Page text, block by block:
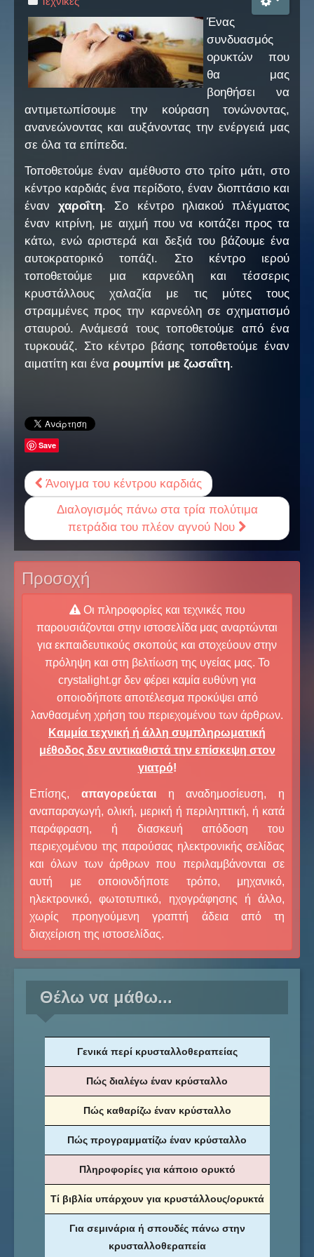
Ο Σύλλογος
Επικοινωνία
Νέα
FAQ
Ένας
συνδυασμός
ορυκτών που
θα μας
βοηθήσει να
αντιμετωπίσουμε την κούραση τονώνοντας,
ανανεώνοντας και αυξάνοντας την ενέργειά μας
σε όλα τα επίπεδα.
Τοποθετούμε έναν αμέθυστο στο τρίτο μάτι, στο
κέντρο καρδιάς ένα περίδοτο, έναν διοπτάσιο και
ένανχαροΐτη. Σο κέντρο ηλιακού πλέγματος
έναν κιτρίνη, με αιχμή που να κοιτάζει προς τα
κάτω, ενώ αριστερά και δεξιά του βάζουμε ένα
αυτοκρατορικό τοπάζι. Στο κέντρο ιερού
τοποθετούμε μια καρνεόλη και τέσσερις
κρυστάλλους χαλαζία με τις μύτες τους
στραμμένες προς την καρνεόλη σε σχηματισμό
σταυρού. Ανάμεσά τους τοποθετούμε από ένα
τυρκουάζ. Στο κέντρο βάσης τοποθετούμε έναν
αιματίτη και ένα ρουμπίνι με ζωσαΐτη.
Save
Άνοιγμα του κέντρου καρδιάς
Διαλογισμός πάνω στα τρία πολύτιμα
πετράδια του πλέον αγνού Νου
Προσοχή
Οι πληροφορίες και τεχνικές που
παρουσιάζονται στην ιστοσελίδα μας αναρτώνται
για εκπαιδευτικούς σκοπούς και στοχεύουν στην
πρόληψη και στη βελτίωση της υγείας μας. Το
crystalight.gr δεν φέρει καμία ευθύνη για
οποιοδήποτε αποτέλεσμα προκύψει από
λανθασμένη χρήση του περιεχομένου των άρθρων.
Καμμία τεχνική ή άλλη συμπληρωματική
μέθοδος δεν αντικαθιστά την επίσκεψη στον
γιατρό!
Επίσης, απαγορεύεταιη αναδημοσίευση, η
αναπαραγωγή, ολική, μερική ή περιληπτική, ή κατά
παράφραση, ή διασκευή απόδοση του
περιεχομένου της παρούσας ηλεκτρονικής σελίδας
και όλων των άρθρων που περιλαμβάνονται σε
αυτή με οποιονδήποτε τρόπο, μηχανικό,
ηλεκτρονικό, φωτοτυπικό, ηχογράφησης ή άλλο,
χωρίς προηγούμενη γραπτή άδεια από τη
διαχείριση της ιστοσελίδας.
Θέλω να μάθω...
Γενικά περί κρυσταλλοθεραπείας
Πώς διαλέγω έναν κρύσταλλο
Πώς καθαρίζω έναν κρύσταλλο
Πώς προγραμματίζω έναν κρύσταλλο
Πληροφορίες για κάποιο ορυκτό
Τί βιβλία υπάρχουν για κρυστάλλους/ορυκτά
Για σεμινάρια ή σπουδές πάνω στην
κρυσταλλοθεραπεία